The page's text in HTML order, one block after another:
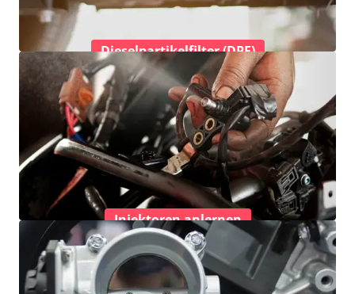
Dieselpartikelfilter (DPF)
Injektoren anlernen